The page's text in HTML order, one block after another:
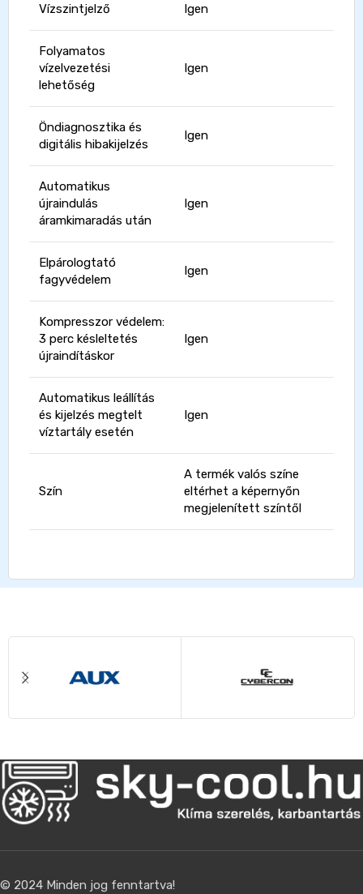
Vízszintjelző Igen
Folyamatos
vízelvezetési
lehetőség
Igen
Öndiagnosztika és
digitális hibakijelzés
Igen
Automatikus
újraindulás
áramkimaradás után
Igen
Elpárologtató
fagyvédelem
Igen
Kompresszor védelem:
3 perc késleltetés
újraindításkor
Igen
Automatikus leállítás
és kijelzés megtelt
víztartály esetén
Igen
Szín
A termék valós színe
eltérhet a képernyőn
megjelenített színtől
© 2024 Minden jog fenntartva!